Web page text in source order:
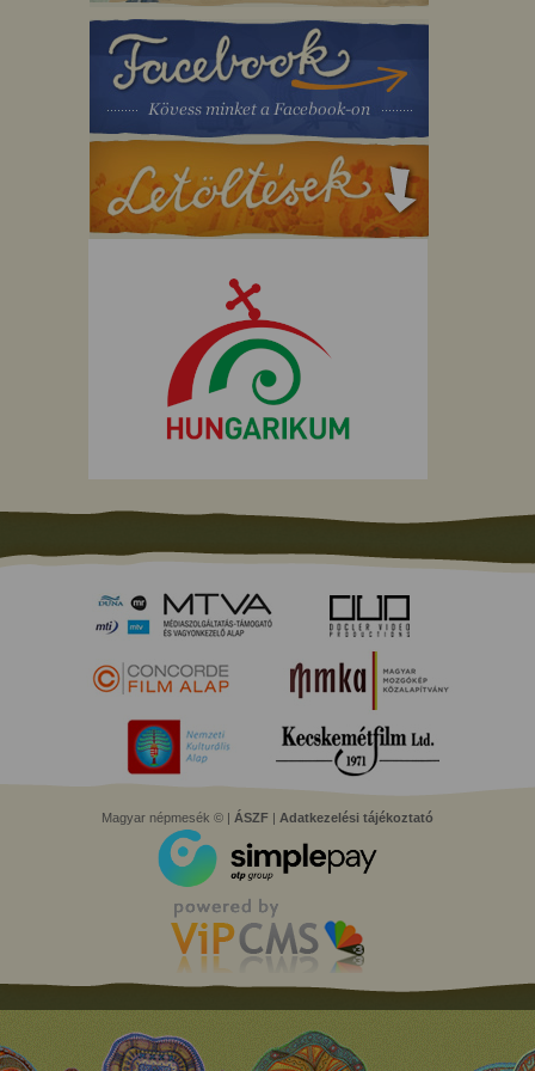
Magyar népmesék © | ÁSZF | Adatkezelési tájékoztató